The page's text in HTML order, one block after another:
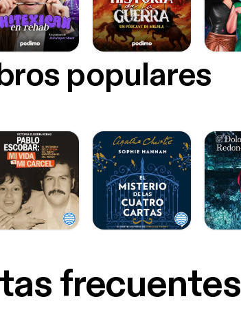
populares
frecuentes